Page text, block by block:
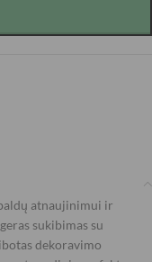
atnaujinimui ir
sukibimas su
dekoravimo